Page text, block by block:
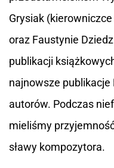
Grysiak
oraz Faustynie
publikacji
najnowsze
autorów. Podczas
mieliśmy
sławy kompozytora.